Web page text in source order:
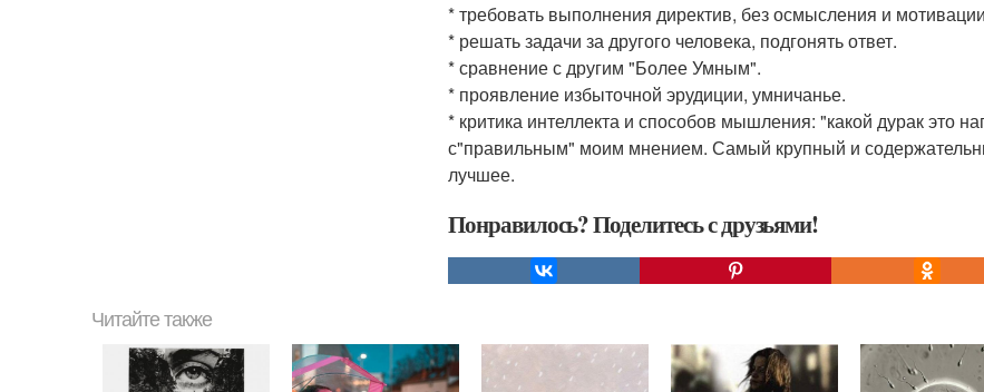
* требовать выполнения директив, без осмысления и
* решать задачи за другого человека, подгонять ответ.
* сравнение с другим "Более Умным".
* проявление избыточной эрудиции, умничанье.
* критика интеллекта и способов мышления: "какой дурак это
с"правильным" моим мнением. Самый крупный и
лучшее.
Понравилось? Поделитесь с друзьями!
Читайте также